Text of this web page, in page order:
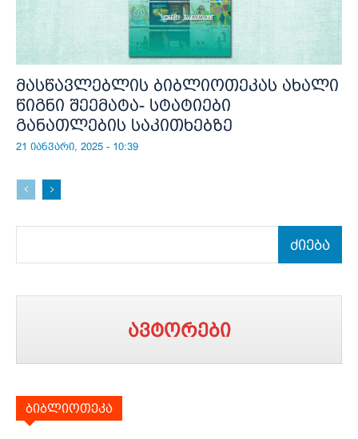
მასწავლებლის ბიბლიოთეკას ახალი
წიგნი შეემატა- სტატიები
განათლების საკითხებზე
21 იანვარი, 2025 - 10:39
ძიება
ავტორები
ბიბლიოთეკა